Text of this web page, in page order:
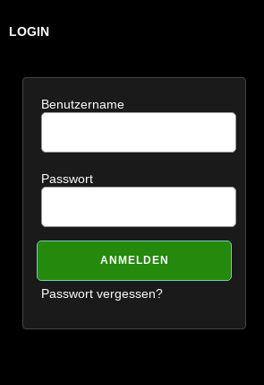
LOGIN
Benutzername
Passwort
Passwort vergessen?